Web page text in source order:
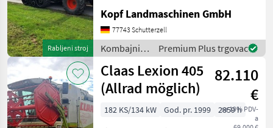
Rabljeni stroj
Trommelstunden (Int. Nr.
17804) AutoContour
Schneidwerksregelung,
Beleuchtung für klappbare
Vorsa
Kopf Landmaschinen GmbH
77743 Schutterzell
Kombajni /
Claas
Premium Plus trgovac
Claas Lexion 405
(Allrad möglich)
82.110
€
sa 19% PDV-
a
182 KS/134 kW God. pr. 1999
2859 h